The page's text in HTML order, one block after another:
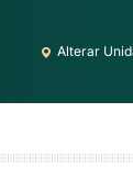
Alterar